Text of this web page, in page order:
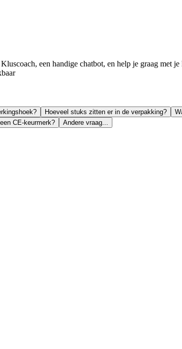
een handige chatbot, en help je graag met je
Hoeveel stuks zitten er in de verpakking?
CE-keurmerk?
Andere vraag...